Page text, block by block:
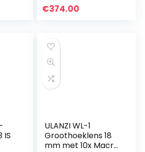
mount spiegelloze
€374.00
IS
ULANZI WL-1
Groothoeklens 18
mm met 10x Macro,